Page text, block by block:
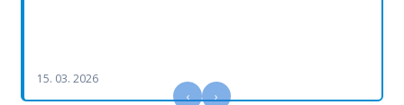
15. 03. 2026
‹ ›